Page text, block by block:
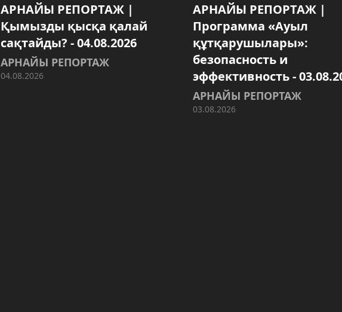
АРНАЙЫ РЕПОРТАЖ |
Қымызды қысқа қалай
сақтайды? - 04.08.2026
АРНАЙЫ РЕПОРТАЖ
04.08.2026
АРНАЙЫ РЕПОРТАЖ |
Программа «Ауыл
құтқарушылары»:
безопасность и
эффективность -
АРНАЙЫ РЕПОРТАЖ
03.08.2026